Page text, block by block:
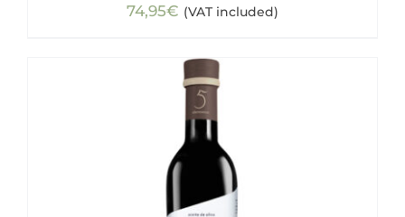
74,95€ (VAT included)